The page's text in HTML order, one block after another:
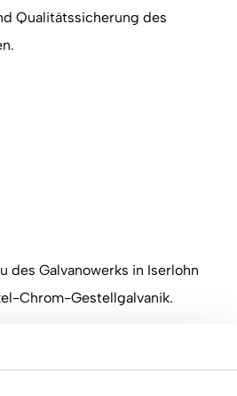
Qualitätssicherung des
des Galvanowerks in Iserlohn
Chrom-Gestellgalvanik.